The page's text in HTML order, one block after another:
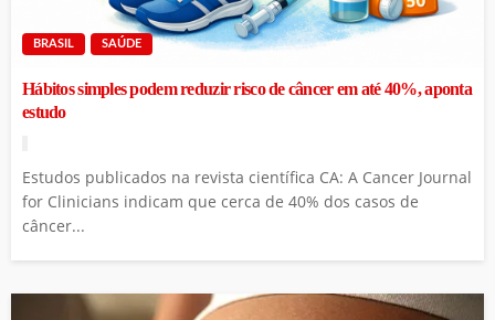
BRASIL SAÚDE
Hábitos simples podem reduzir risco de câncer em até 40%, aponta
estudo
Estudos publicados na revista científica CA: A Cancer Journal
for Clinicians indicam que cerca de 40% dos casos de
câncer...